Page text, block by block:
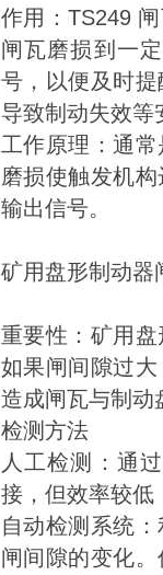
作用：TS249
闸瓦磨损到一
号，以便及时
导致制动失效等
工作原理：通
磨损使触发机
输出信号。
矿用盘形制动器
重要性：矿用
如果闸间隙过
造成闸瓦与制动
检测方法
人工检测：通
接，但效率较低
自动检测系统
闸间隙的变化